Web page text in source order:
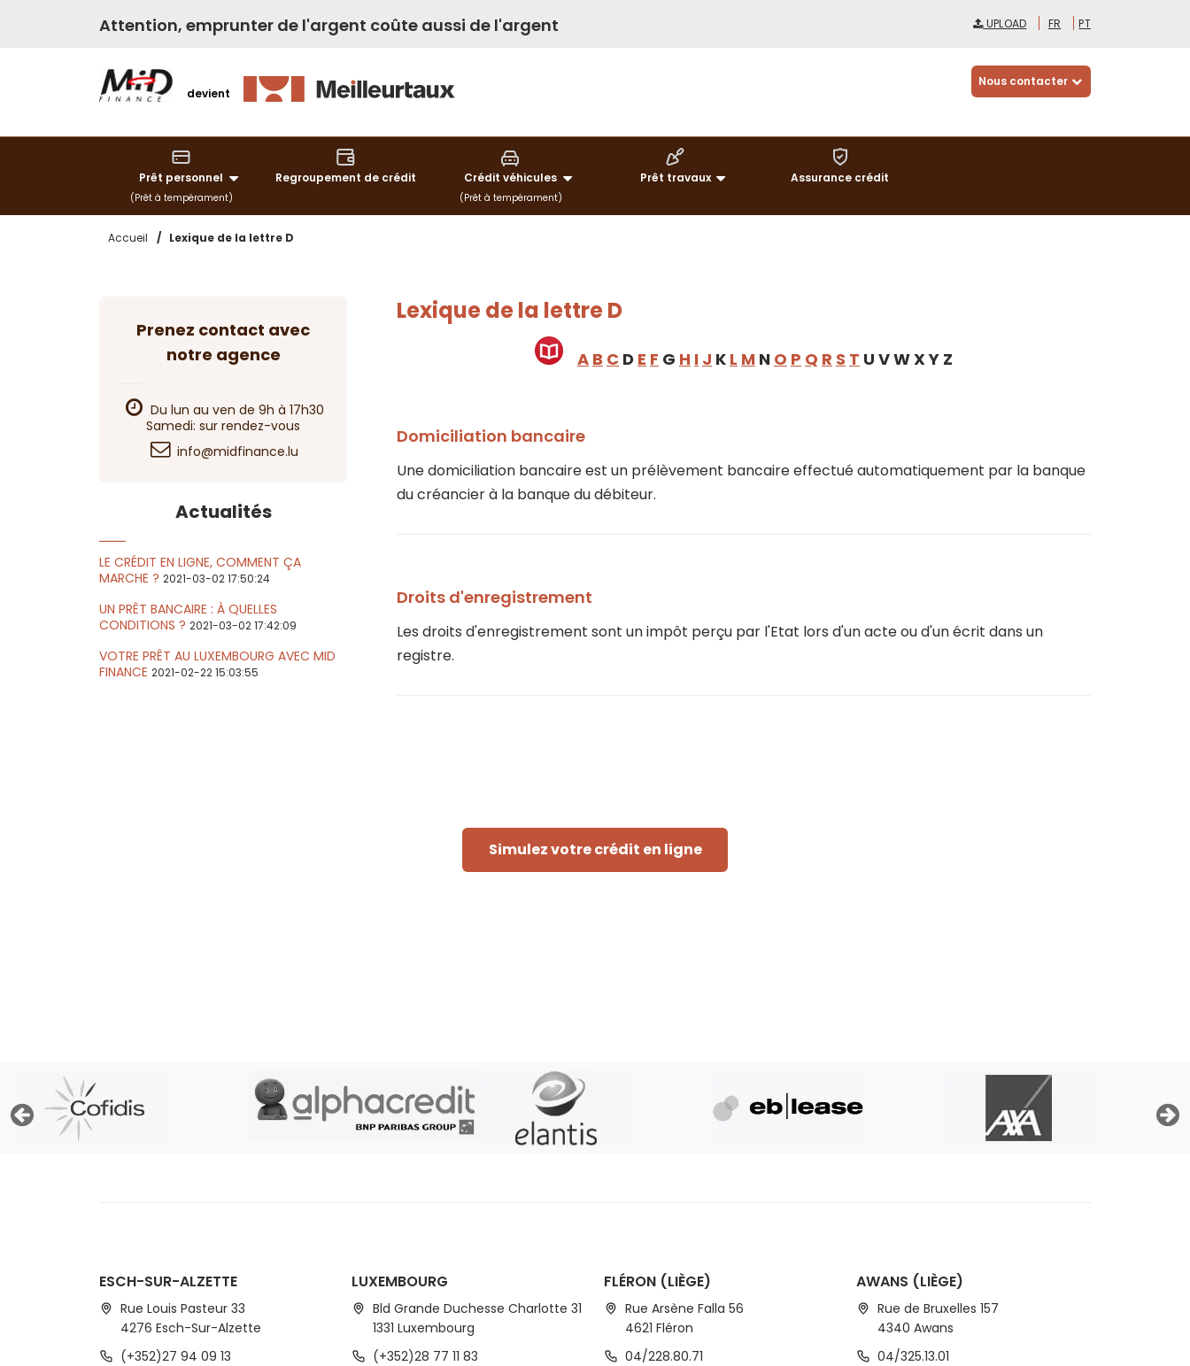
Attention, emprunter de l'argent coûte aussi de l'argent UPLOAD FR PT
devient
Nous contacter
Prêt personnel
(Prêt à tempérament)
Regroupement de crédit Crédit véhicules
(Prêt à tempérament)
Prêt travaux Assurance crédit
Accueil / Lexique de la lettre D
Prenez contact avec
notre agence
Du lun au ven de 9h à 17h30
Samedi: sur rendez-vous
info@midfinance.lu
Actualités
LE CRÉDIT EN LIGNE, COMMENT ÇA
MARCHE ? 2021-03-02 17:50:24
UN PRÊT BANCAIRE : À QUELLES
CONDITIONS ? 2021-03-02 17:42:09
VOTRE PRÊT AU LUXEMBOURG AVEC MID
FINANCE 2021-02-22 15:03:55
Lexique de la lettre D
A B C D E F G H I J K L M N O P Q R S T U V W X Y Z
Domiciliation bancaire
Une domiciliation bancaire est un prélèvement bancaire effectué automatiquement par la banque
du créancier à la banque du débiteur.
Droits d'enregistrement
Les droits d'enregistrement sont un impôt perçu par l'Etat lors d'un acte ou d'un écrit dans un
registre.
Simulez votre crédit en ligne
ESCH-SUR-ALZETTE
Rue Louis Pasteur 33
4276 Esch-Sur-Alzette
(+352)27 94 09 13
LUXEMBOURG
Bld Grande Duchesse Charlotte 31
1331 Luxembourg
(+352)28 77 11 83
FLÉRON (LIÈGE)
Rue Arsène Falla 56
4621 Fléron
04/228.80.71
AWANS (LIÈGE)
Rue de Bruxelles 157
4340 Awans
04/325.13.01